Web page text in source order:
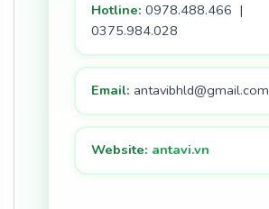
Hotline: 0978.488.466 |
0375.984.028
Email: antavibhld@gmail.com
Website: antavi.vn